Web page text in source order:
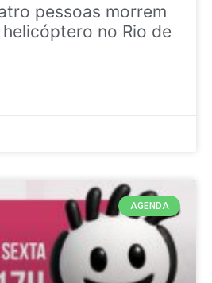
pessoas morrem
no Rio de
AGENDA